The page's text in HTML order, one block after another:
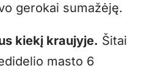
gerokai sumažėję.
kiekį kraujyje. Šitai
masto 6